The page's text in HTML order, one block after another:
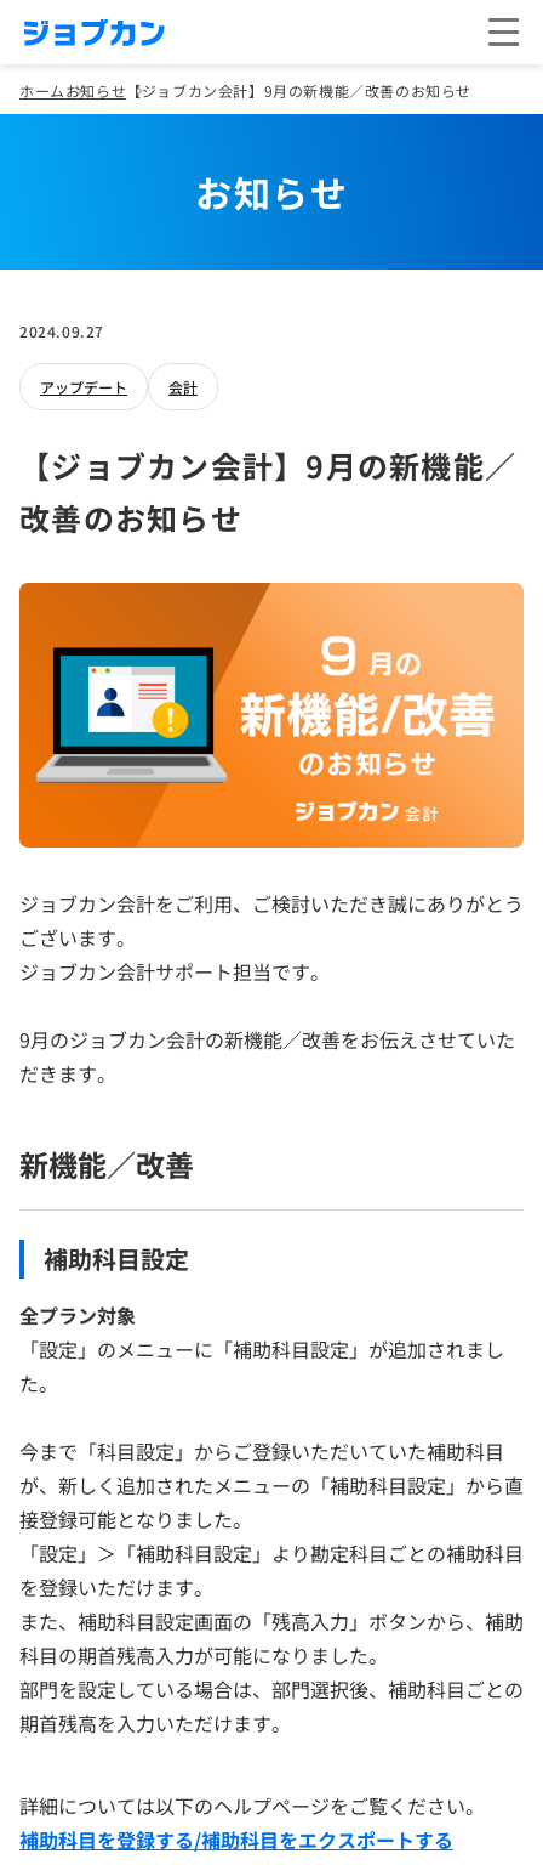
ホームお知らせ 【ジョブカン会計】9月の新機能／改善のお知らせ
お知らせ
2024.09.27
アップデート 会計
【ジョブカン会計】9月の新機能／
改善のお知らせ
ジョブカン会計をご利用、ご検討いただき誠にありがとう
ございます。
ジョブカン会計サポート担当です。
9月のジョブカン会計の新機能／改善をお伝えさせていた
だきます。
新機能／改善
補助科目設定
全プラン対象
「設定」のメニューに「補助科目設定」が追加されまし
た。
今まで「科目設定」からご登録いただいていた補助科目
が、新しく追加されたメニューの「補助科目設定」から直
接登録可能となりました。
「設定」＞「補助科目設定」より勘定科目ごとの補助科目
を登録いただけます。
また、補助科目設定画面の「残高入力」ボタンから、補助
科目の期首残高入力が可能になりました。
部門を設定している場合は、部門選択後、補助科目ごとの
期首残高を入力いただけます。
詳細については以下のヘルプページをご覧ください。
補助科目を登録する/補助科目をエクスポートする